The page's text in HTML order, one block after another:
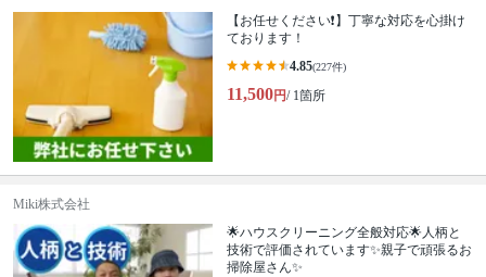
【お任せください❗️】丁寧な対応を心掛け
ております！
4.85(227件)
11,500円/ 1箇所
Miki株式会社
🌟ハウスクリーニング全般対応🌟人柄と
技術で評価されています✨親子で頑張るお
掃除屋さん✨